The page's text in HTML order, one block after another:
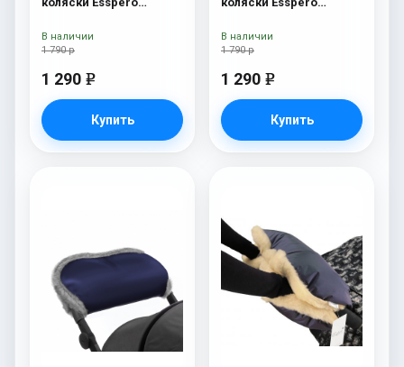
шерсть) Chocolat
1 790 р
1 290 e
Купить
В наличии
шерсть) Navy
1 790 р
1 290 e
Купить
В наличии